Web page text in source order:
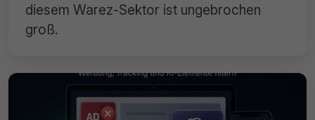
diesem Warez-Sektor ist ungebrochen
groß.